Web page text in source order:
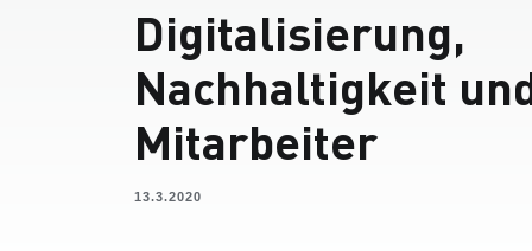
Digitalisierung,
Nachhaltigkeit
Mitarbeiter
13.3.2020